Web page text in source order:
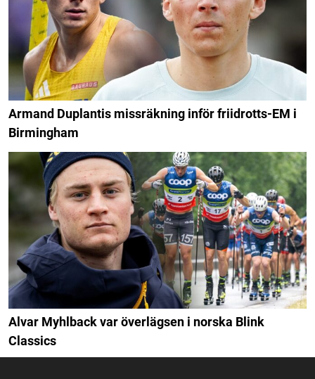
Armand Duplantis missräkning inför friidrotts-EM i
Birmingham
Alvar Myhlback var överlägsen i norska Blink
Classics